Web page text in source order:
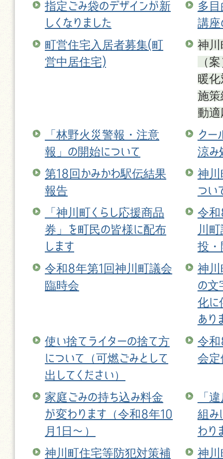
指定ごみ袋のデザインが新
しくなりました
多
講座
町営住宅入居者募集(町
営中居住宅)
神川
（
暖
施策
動
「林野火災警報・注意
報」の開始について
クー
涼み
第18回かみかわ駅伝結果
報告
神川
つい
「神川町くらし応援商品
券」を町民の皆様に配布
します
令
川
投・
令和8年第1回神川町議会
臨時会
神川
の文
化に
あり
使い捨てライターの捨て方
について（可燃ごみとして
出してください）
令
会定
家庭ごみの持ち込み料金
が変わります（令和8年10
月1日〜）
「
組み
わり
神川町住宅等防犯対策補
神川